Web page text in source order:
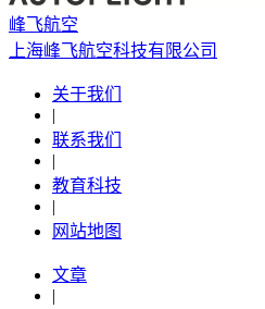
峰飞航空
上海峰飞航空科技有限公司
关于我们
|
联系我们
|
教育科技
|
网站地图
文章
|